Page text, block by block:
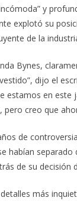
y
explotó su
de la
Bynes,
dijo el
estamos en este
creo que
de
habían
de su
más